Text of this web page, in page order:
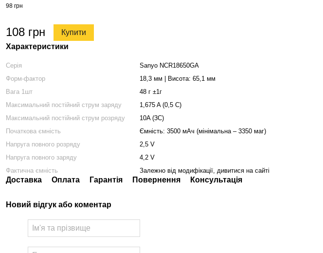
98 грн
108 грн
Купити
Характеристики
Серія
Sanyo NCR18650GA
Форм-фактор
18,3 мм | Висота: 65,1 мм
Вага 1шт
48 г ±1г
Максимальний постійний струм заряду
1,675 A (0,5 C)
Максимальний постійний струм розряду
10A (3C)
Початкова ємність
Ємність: 3500 мАч (мінімальна – 3350 маг)
Напруга повного розряду
2,5 V
Напруга повного заряду
4,2 V
Фактична ємність
Залежно від модифікації, дивитися на сайті
Доставка Оплата Гарантія Повернення Консультація
Новий відгук або коментар